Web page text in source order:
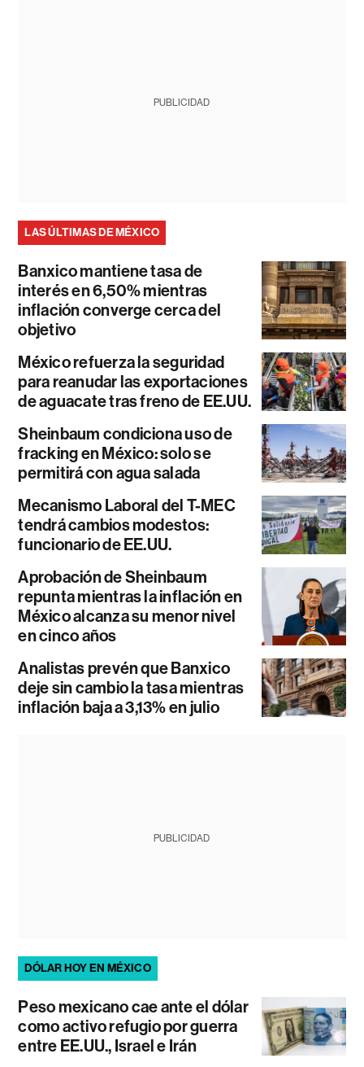
PUBLICIDAD
LAS ÚLTIMAS DE MÉXICO
Banxico mantiene tasa de
interés en 6,50% mientras
inflación converge cerca del
objetivo
México refuerza la seguridad
para reanudar las exportaciones
de aguacate tras freno de EE.UU.
Sheinbaum condiciona uso de
fracking en México: solo se
permitirá con agua salada
Mecanismo Laboral del T-MEC
tendrá cambios modestos:
funcionario de EE.UU.
Aprobación de Sheinbaum
repunta mientras la inflación en
México alcanza su menor nivel
en cinco años
Analistas prevén que Banxico
deje sin cambio la tasa mientras
inflación baja a 3,13% en julio
PUBLICIDAD
DÓLAR HOY EN MÉXICO
Peso mexicano cae ante el dólar
como activo refugio por guerra
entre EE.UU., Israel e Irán